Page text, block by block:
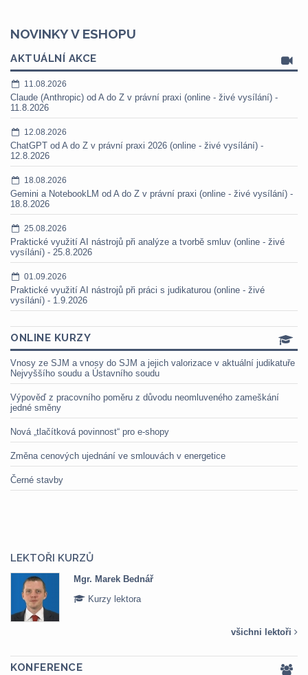
NOVINKY V ESHOPU
AKTUÁLNÍ AKCE
11.08.2026
Claude (Anthropic) od A do Z v právní praxi (online - živé vysílání) -
11.8.2026
12.08.2026
ChatGPT od A do Z v právní praxi 2026 (online - živé vysílání) -
12.8.2026
18.08.2026
Gemini a NotebookLM od A do Z v právní praxi (online - živé vysílání) -
18.8.2026
25.08.2026
Praktické využití AI nástrojů při analýze a tvorbě smluv (online - živé
vysílání) - 25.8.2026
01.09.2026
Praktické využití AI nástrojů při práci s judikaturou (online - živé
vysílání) - 1.9.2026
ONLINE KURZY
Vnosy ze SJM a vnosy do SJM a jejich valorizace v aktuální judikatuře
Nejvyššího soudu a Ústavního soudu
Výpověď z pracovního poměru z důvodu neomluveného zameškání
jedné směny
Nová „tlačítková povinnost“ pro e-shopy
Změna cenových ujednání ve smlouvách v energetice
Černé stavby
LEKTOŘI KURZŮ
Mgr. Marek Bednář
Kurzy lektora
všichni lektoři
KONFERENCE